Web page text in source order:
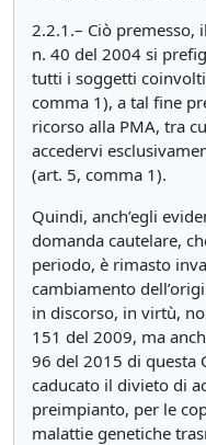
2.2.1.– Ciò premesso,
n. 40 del 2004 si
tutti i soggetti
comma 1), a tal fine
ricorso alla PMA, tra
accedervi
(art. 5, comma 1).
Quindi, anch’egli
domanda cautelare,
periodo, è rimasto
cambiamento
in discorso, in virtù,
151 del 2009, ma
96 del 2015 di questa
caducato il divieto di
preimpianto, per le
malattie genetiche